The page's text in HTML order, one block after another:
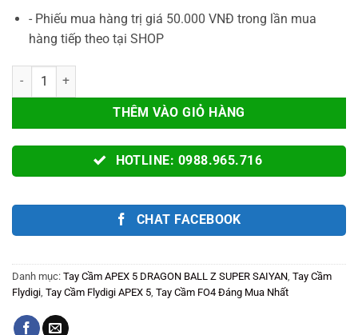
- Phiếu mua hàng trị giá 50.000 VNĐ trong lần mua
hàng tiếp theo tại SHOP
Tay Cầm Flydigi APEX 5 DRAGON BALL Z SUPER SAIYAN – Tay
THÊM VÀO GIỎ HÀNG
HOTLINE: 0988.965.716
CHAT FACEBOOK
Danh mục: Tay Cầm APEX 5 DRAGON BALL Z SUPER SAIYAN Tay Cầm
Flydigi Tay Cầm Flydigi APEX 5 Tay Cầm FO4 Đáng Mua Nhất